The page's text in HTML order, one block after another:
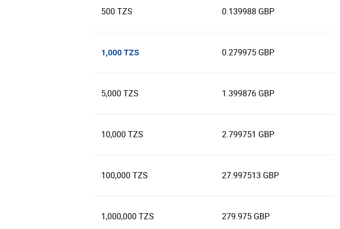
500 TZS 0.139988 GBP
1,000 TZS 0.279975 GBP
5,000 TZS 1.399876 GBP
10,000 TZS 2.799751 GBP
100,000 TZS 27.997513 GBP
1,000,000 TZS 279.975 GBP